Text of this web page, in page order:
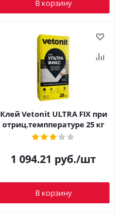
В корзину
Клей Vetonit ULTRA FIX при
отриц.темппературе 25 кг
1 094.21 руб./шт
В корзину